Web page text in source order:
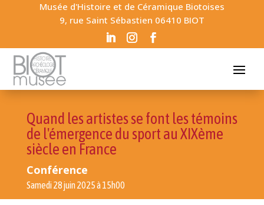
Musée d'Histoire et de Céramique Biotoises
9, rue Saint Sébastien 06410 BIOT
Quand les artistes se font les témoins
de l'émergence du sport au XIXème
siècle en France
Conférence
Samedi 28 juin 2025 à 15h00